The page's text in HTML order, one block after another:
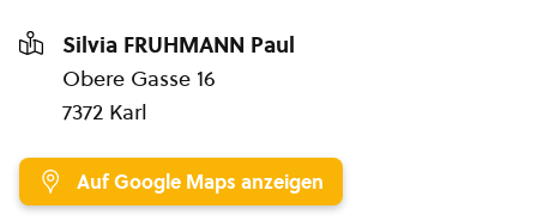
Silvia FRUHMANN Paul
Obere Gasse 16
7372 Karl
Auf Google Maps anzeigen